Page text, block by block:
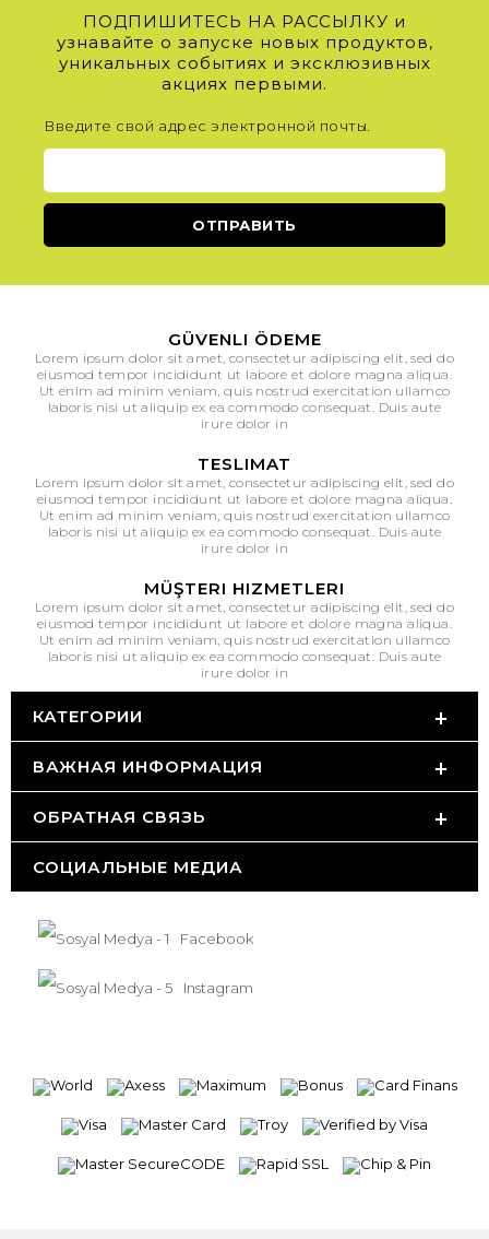
ПОДПИШИТЕСЬ НА РАССЫЛКУ и
узнавайте о запуске новых продуктов,
уникальных событиях и эксклюзивных
акциях первыми.
Введите свой адрес электронной почты.
GÜVENLI ÖDEME
Lorem ipsum dolor sit amet, consectetur adipiscing elit, sed do
eiusmod tempor incididunt ut labore et dolore magna aliqua.
Ut enim ad minim veniam, quis nostrud exercitation ullamco
laboris nisi ut aliquip ex ea commodo consequat. Duis aute
irure dolor in
TESLIMAT
Lorem ipsum dolor sit amet, consectetur adipiscing elit, sed do
eiusmod tempor incididunt ut labore et dolore magna aliqua.
Ut enim ad minim veniam, quis nostrud exercitation ullamco
laboris nisi ut aliquip ex ea commodo consequat. Duis aute
irure dolor in
MÜŞTERI HIZMETLERI
Lorem ipsum dolor sit amet, consectetur adipiscing elit, sed do
eiusmod tempor incididunt ut labore et dolore magna aliqua.
Ut enim ad minim veniam, quis nostrud exercitation ullamco
laboris nisi ut aliquip ex ea commodo consequat. Duis aute
irure dolor in
КАТЕГОРИИ
ВАЖНАЯ ИНФОРМАЦИЯ
ОБРАТНАЯ СВЯЗЬ
СОЦИАЛЬНЫЕ МЕДИА
Facebook
Instagram